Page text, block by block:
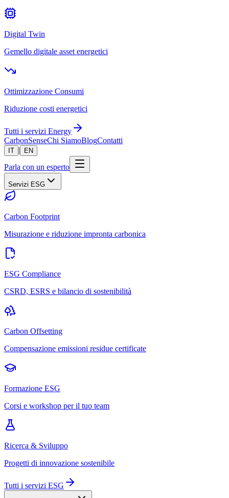
Digital Twin
Gemello digitale asset energetici
Ottimizzazione Consumi
Riduzione costi energetici
Tutti i servizi Energy
CarbonSenseChi SiamoBlogContatti
IT | EN
Parla con un esperto
Servizi ESG
Carbon Footprint
Misurazione e riduzione impronta carbonica
ESG Compliance
CSRD, ESRS e bilancio di sostenibilità
Carbon Offsetting
Compensazione emissioni residue certificate
Formazione ESG
Corsi e workshop per il tuo team
Ricerca & Sviluppo
Progetti di innovazione sostenibile
Tutti i servizi ESG